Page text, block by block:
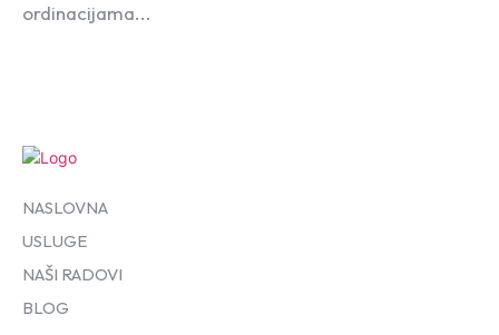
ordinacijama...
NASLOVNA
USLUGE
NAŠI RADOVI
BLOG